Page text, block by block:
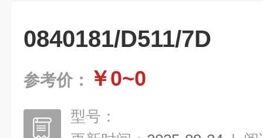
0840181/D511/7D
参考价： ￥0~0
型号：